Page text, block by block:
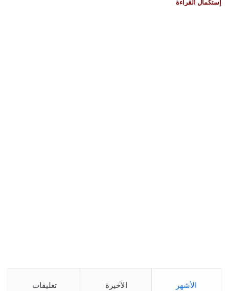
إستكمال القراءة
الأشهر الأخيرة تعليقات